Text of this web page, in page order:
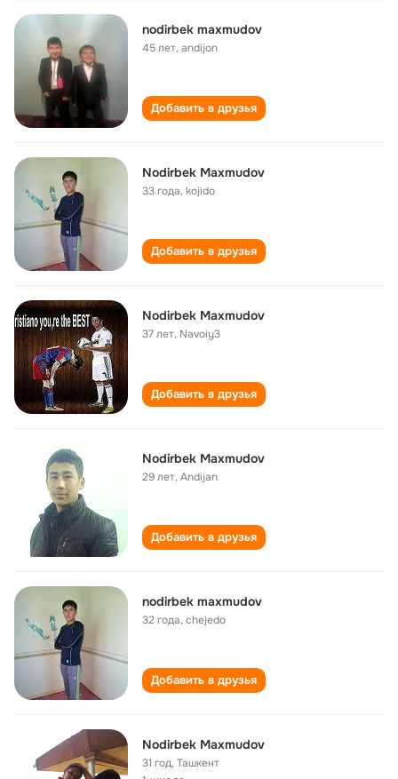
nodirbek maxmudov
45 лет,andijon
Добавить в друзья
Nodirbek Maxmudov
33 года,kojido
Добавить в друзья
Nodirbek Maxmudov
37 лет, Navoiy3
Добавить в друзья
Nodirbek Maxmudov
29 лет,Andijan
Добавить в друзья
nodirbek maxmudov
32 года,chejedo
Добавить в друзья
Nodirbek Maxmudov
31 год,Ташкент